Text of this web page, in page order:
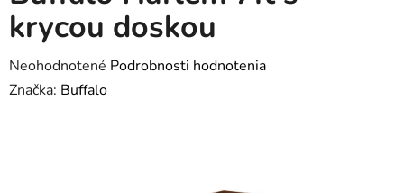
krycou doskou
Priemerné
hodnotenie
Neohodnotené Podrobnosti hodnotenia
Značka: Buffalo